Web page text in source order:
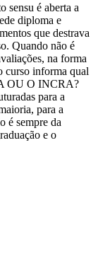
é aberta a
diploma e
que destrava
Quando não é
na forma
curso informa qual
OU O INCRA?
para a
para a
é sempre da
e o